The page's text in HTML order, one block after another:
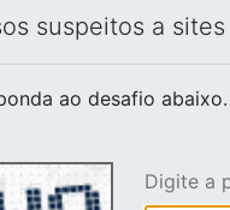
suspeitos a
ao desafio abaixo.
Digite a